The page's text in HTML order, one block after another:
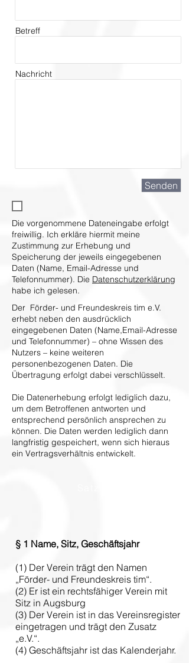
Betreff
Nachricht
Senden
Die vorgenommene Dateneingabe erfolgt
freiwillig. Ich erkläre hiermit meine
Zustimmung zur Erhebung und
Speicherung der jeweils eingegebenen
Daten (Name, Email-Adresse und
Telefonnummer). Die Datenschutzerklärung
habe ich gelesen.
Der Förder- und Freundeskreis tim e.V.
erhebt neben den ausdrücklich
eingegebenen Daten (Name,Email-Adresse
und Telefonnummer) – ohne Wissen des
Nutzers – keine weiteren
personenbezogenen Daten. Die
Übertragung erfolgt dabei verschlüsselt.
Die Datenerhebung erfolgt lediglich dazu,
um dem Betroffenen antworten und
entsprechend persönlich ansprechen zu
können. Die Daten werden lediglich dann
langfristig gespeichert, wenn sich hieraus
ein Vertragsverhältnis entwickelt.
§ 1 Name, Sitz, Geschäftsjahr
(1) Der Verein trägt den Namen
„Förder- und Freundeskreis tim“.
(2) Er ist ein rechtsfähiger Verein mit
Sitz in Augsburg
(3) Der Verein ist in das Vereinsregister
eingetragen und trägt den Zusatz
„e.V.“.
(4) Geschäftsjahr ist das Kalenderjahr.